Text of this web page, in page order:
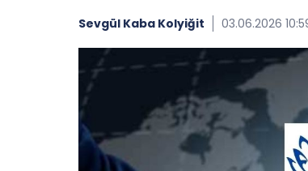
Sevgül Kaba Kolyiğit 03.06.2026